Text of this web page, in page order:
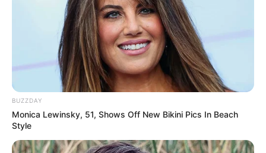
BUZZDAY
Monica Lewinsky, 51, Shows Off New Bikini Pics In Beach
Style